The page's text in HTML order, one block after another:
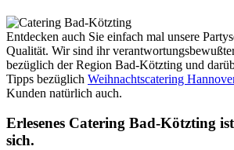
Entdecken auch Sie einfach mal unsere
Qualität. Wir sind ihr
bezüglich der Region Bad-Kötzting und
Tipps bezüglich Weihnachtscatering
Kunden natürlich auch.
Erlesenes Catering Bad-Kötzting
sich.